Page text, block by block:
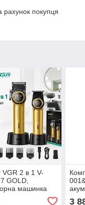
рахунок покупця
VGR 2 в 1 V-
GOLD,
машинка
(clipper) і
3